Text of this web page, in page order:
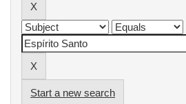
Start a new search